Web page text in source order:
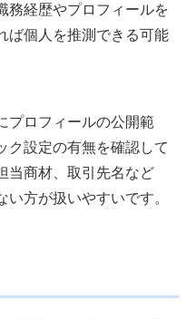
務経歴やプロフィールを
ば個人を推測できる可能
プロフィールの公開範
ク設定の有無を確認して
当商材、取引先名など
方が扱いやすいです。